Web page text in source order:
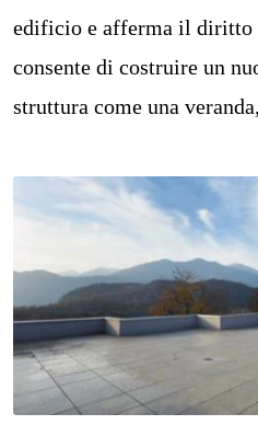
edificio e afferma il diritto
consente di costruire un
struttura come una